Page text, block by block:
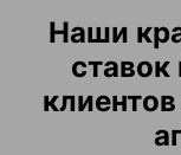
Наши